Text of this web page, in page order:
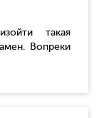
такая
Вопреки